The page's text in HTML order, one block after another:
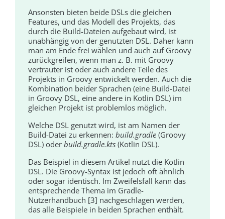
Ansonsten bieten beide DSLs die gleichen
Features, und das Modell des Projekts, das
durch die Build-Dateien aufgebaut wird, ist
unabhängig von der genutzten DSL. Daher kann
man am Ende frei wählen und auch auf Groovy
zurückgreifen, wenn man z. B. mit Groovy
vertrauter ist oder auch andere Teile des
Projekts in Groovy entwickelt werden. Auch die
Kombination beider Sprachen (eine Build-Datei
in Groovy DSL, eine andere in Kotlin DSL) im
gleichen Projekt ist problemlos möglich.
Welche DSL genutzt wird, ist am Namen der
Build-Datei zu erkennen:build.gradle (Groovy
DSL) oderbuild.gradle.kts (Kotlin DSL).
Das Beispiel in diesem Artikel nutzt die Kotlin
DSL. Die Groovy-Syntax ist jedoch oft ähnlich
oder sogar identisch. Im Zweifelsfall kann das
entsprechende Thema im Gradle-
Nutzerhandbuch [3] nachgeschlagen werden,
das alle Beispiele in beiden Sprachen enthält.